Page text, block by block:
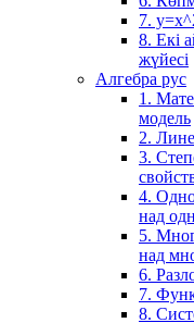
7.
8. Екі
жүйесі
Алгебра рус
1.
модель
2.
3.
4.
над
5.
над
6.
7.
8.